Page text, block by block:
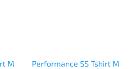
M
Performance SS Tshirt M